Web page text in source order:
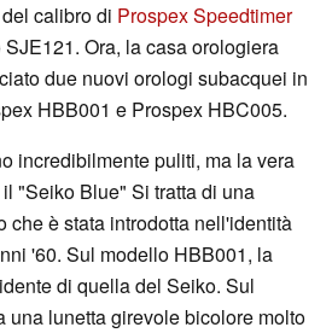
calibro di Prospex Speedtimer
Ora, la casa orologiera
due nuovi orologi subacquei in
HBB001 e Prospex HBC005.
incredibilmente puliti, ma la vera
"Seiko Blue" Si tratta di una
che è stata introdotta nell'identità
'60. Sul modello HBB001, la
di quella del Seiko. Sul
una lunetta girevole bicolore molto